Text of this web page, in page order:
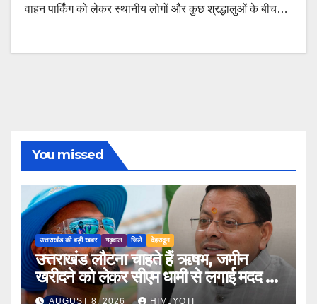
वाहन पार्किंग को लेकर स्थानीय लोगों और कुछ श्रद्धालुओं के बीच…
You missed
उत्तराखंड की बड़ी खबर गढ़वाल जिले देहरादून
उत्तराखंड लौटना चाहते हैं ऋषभ, जमीन
खरीदने को लेकर सीएम धामी से लगाई मदद की
गुहारAUGUST 8, 2026 HIMJYOTI